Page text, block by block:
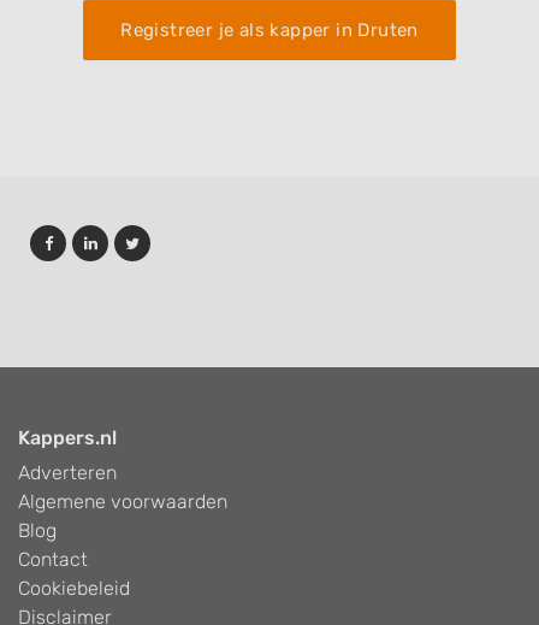
Registreer je als kapper in Druten
Kappers.nl
Adverteren
Algemene voorwaarden
Blog
Contact
Cookiebeleid
Disclaimer